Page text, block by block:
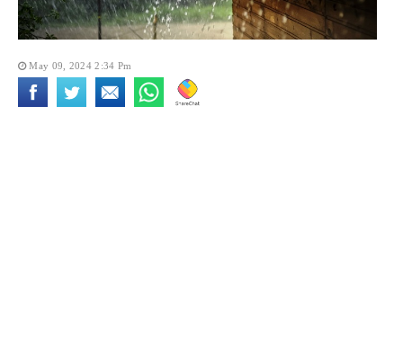
May 09, 2024 2:34 Pm